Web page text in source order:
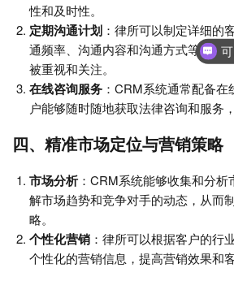
性和及时性。
定期沟通计划 ：律所可以制定详细的
通频率、沟通内容和沟通方式等，确
被重视和关注。
在线咨询服务 ：CRM系统通常配备
户能够随时随地获取法律咨询和服务
四、精准市场定位与营销策略
市场分析：CRM系统能够收集和分析
解市场趋势和竞争对手的动态，从而
略。
个性化营销 ：律所可以根据客户的行
个性化的营销信息，提高营销效果和客